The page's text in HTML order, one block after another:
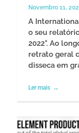
Novembro 11,
A
o seu
2022". Ao
retrato geral
disseca em
Ler mais